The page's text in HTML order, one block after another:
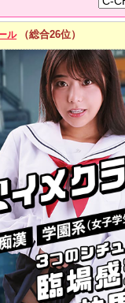
ル （総合26位）